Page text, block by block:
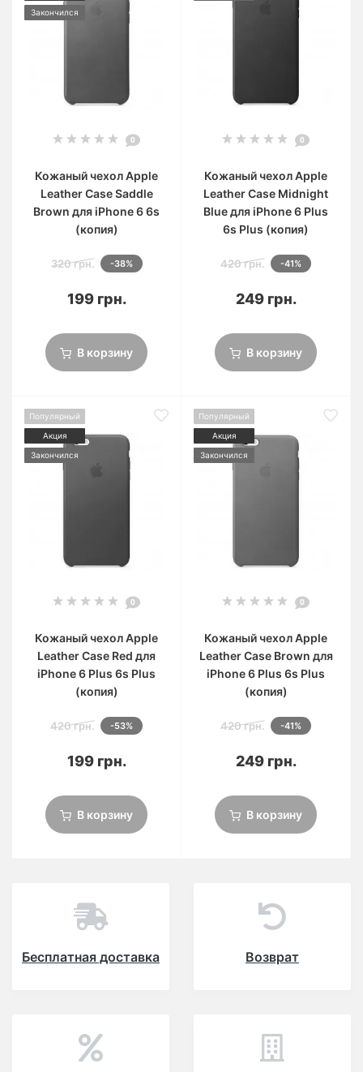
Закончился
0
Кожаный чехол Apple
Leather Case Saddle
Brown для iPhone 6 6s
(копия)
320 грн. -38%
199 грн.
В корзину
0
Кожаный чехол Apple
Leather Case Midnight
Blue для iPhone 6 Plus
6s Plus (копия)
420 грн. -41%
249 грн.
В корзину
Популярный
Акция
Закончился
0
Кожаный чехол Apple
Leather Case Red для
iPhone 6 Plus 6s Plus
(копия)
420 грн. -53%
199 грн.
В корзину
Популярный
Акция
Закончился
0
Кожаный чехол Apple
Leather Case Brown для
iPhone 6 Plus 6s Plus
(копия)
420 грн. -41%
249 грн.
В корзину
Бесплатная доставка Возврат